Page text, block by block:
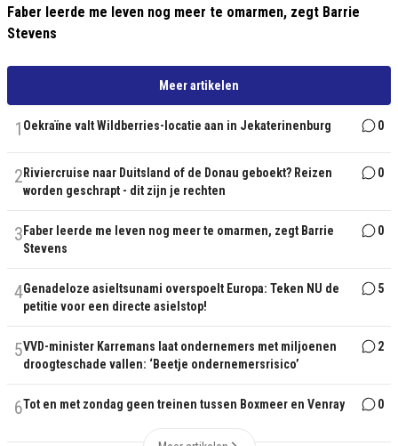
Faber leerde me leven nog meer te omarmen, zegt Barrie
Stevens
Meer artikelen
1 Oekraïne valt Wildberries-locatie aan in Jekaterinenburg 0
2 Riviercruise naar Duitsland of de Donau geboekt? Reizen
worden geschrapt - dit zijn je rechten
0
3 Faber leerde me leven nog meer te omarmen, zegt Barrie
Stevens
0
4Genadeloze asieltsunami overspoelt Europa: Teken NU de
petitie voor een directe asielstop!
5
5VVD-minister Karremans laat ondernemers met miljoenen
droogteschade vallen: ‘Beetje ondernemersrisico’
2
6Tot en met zondag geen treinen tussen Boxmeer en Venray 0